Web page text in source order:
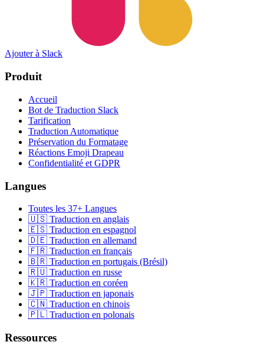
Ajouter à Slack
Produit
Accueil
Bot de Traduction Slack
Tarification
Traduction Automatique
Préservation du Formatage
Réactions Emoji Drapeau
Confidentialité et GDPR
Langues
Toutes les 37+ Langues
🇺🇸 Traduction en anglais
🇪🇸 Traduction en espagnol
🇩🇪 Traduction en allemand
🇫🇷 Traduction en français
🇧🇷 Traduction en portugais (Brésil)
🇷🇺 Traduction en russe
🇰🇷 Traduction en coréen
🇯🇵 Traduction en japonais
🇨🇳 Traduction en chinois
🇵🇱 Traduction en polonais
Ressources